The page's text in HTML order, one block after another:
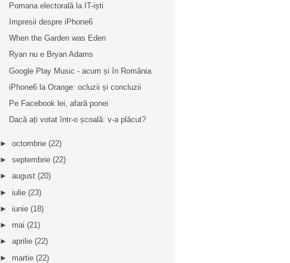
Pomana electorală la IT-iști
Impresii despre iPhone6
When the Garden was Eden
Ryan nu e Bryan Adams
Google Play Music - acum și în România
iPhone6 la Orange: ocluzii și concluzii
Pe Facebook lei, afară ponei
Dacă ați votat într-o școală: v-a plăcut?
► octombrie (22)
► septembrie (22)
► august (20)
► iulie (23)
► iunie (18)
► mai (21)
► aprilie (22)
► martie (22)